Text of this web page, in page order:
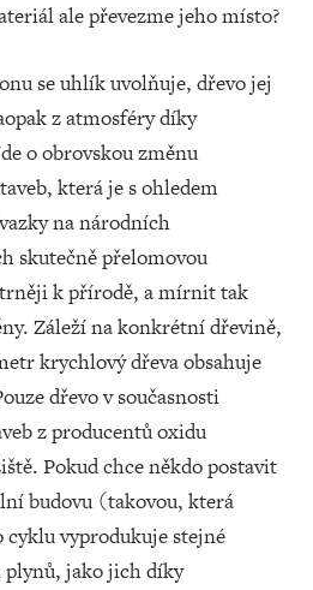
ale převezme jeho místo?
se uhlík uvolňuje, dřevo jej
z atmosféry díky
o obrovskou změnu
která je s ohledem
na národních
skutečně přelomovou
k přírodě, a mírnit tak
Záleží na konkrétní dřevině,
krychlový dřeva obsahuje
dřevo v současnosti
z producentů oxidu
Pokud chce někdo postavit
budovu (takovou, která
vyprodukuje stejné
jako jich díky